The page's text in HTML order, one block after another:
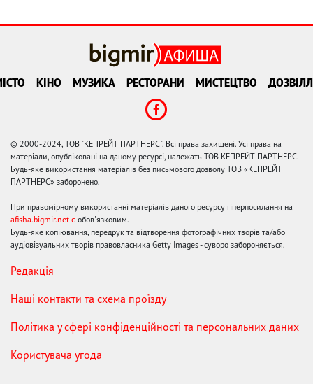
КІНО МУЗИКА РЕСТОРАНИ МИСТЕЦТВО
© 2000-2024, ТОВ "КЕПРЕЙТ ПАРТНЕРС". Всі права захищені. Усі права на
матеріали, опубліковані на даному ресурсі, належать ТОВ КЕПРЕЙТ ПАРТНЕРС.
Будь-яке використання матеріалів без письмового дозволу ТОВ «КЕПРЕЙТ
ПАРТНЕРС» заборонено.
При правомірному використанні матеріалів даного ресурсу гіперпосилання на
afisha.bigmir.net є обов'язковим.
Будь-яке копіювання, передрук та відтворення фотографічних творів та/або
аудіовізуальних творів правовласника Getty Images - суворо забороняється.
Редакція
Наші контакти та схема проїзду
Політика у сфері конфіденційності та персональних даних
Користувача угода